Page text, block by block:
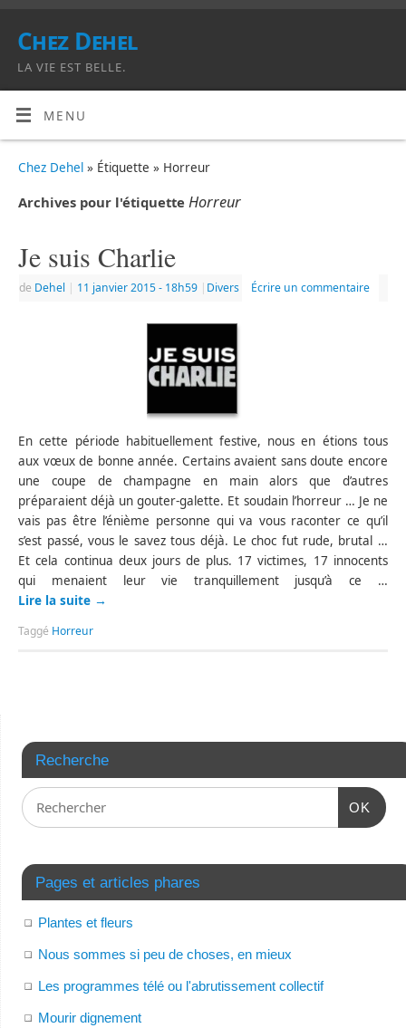
Chez Dehel
LA VIE EST BELLE.
MENU
Chez Dehel » Étiquette » Horreur
Archives pour l'étiquette Horreur
Je suis Charlie
de Dehel | 11 janvier 2015- 18h59 | Divers Écrire un commentaire
En cette période habituellement festive, nous en étions tous
aux vœux de bonne année. Certains avaient sans doute encore
une coupe de champagne en main alors que d’autres
préparaient déjà un gouter-galette. Et soudain l’horreur … Je ne
vais pas être l’énième personne qui va vous raconter ce qu’il
s’est passé, vous le savez tous déjà. Le choc fut rude, brutal …
Et cela continua deux jours de plus. 17 victimes, 17 innocents
qui menaient leur vie tranquillement jusqu’à ce …
Lire la suite →
Taggé Horreur
Recherche
OK
Pages et articles phares
Plantes et fleurs
Nous sommes si peu de choses, en mieux
Les programmes télé ou l'abrutissement collectif
Mourir dignement